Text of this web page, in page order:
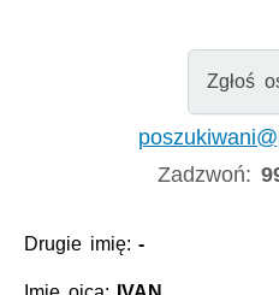
Zgłoś
Zadzwoń:
Drugie imię:-